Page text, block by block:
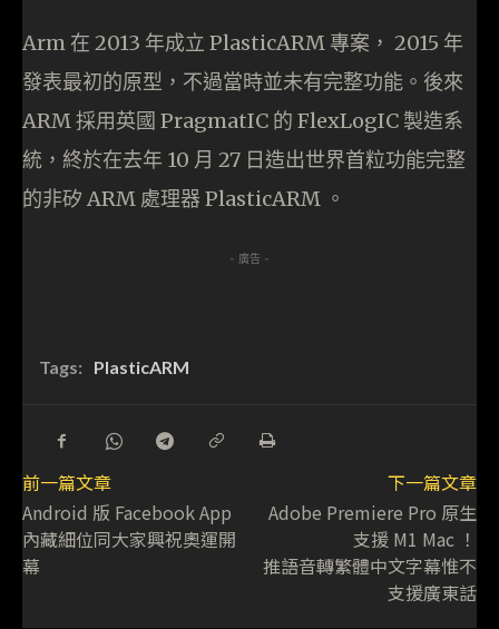
Arm 在 2013 年成立 PlasticARM 專案， 2015 年
發表最初的原型，不過當時並未有完整功能。後來
ARM 採用英國 PragmatIC 的 FlexLogIC 製造系
統，終於在去年 10 月 27 日造出世界首粒功能完整
的非矽 ARM 處理器 PlasticARM 。
- 廣告 -
Tags: PlasticARM
前一篇文章
Android 版 Facebook App
內藏細位同大家興祝奧運開
幕
下一篇文章
Adobe Premiere Pro 原生
支援 M1 Mac ！
推語音轉繁體中文字幕惟不
支援廣東話